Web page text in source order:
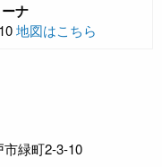
ナ
地図はこちら
緑町2-3-10